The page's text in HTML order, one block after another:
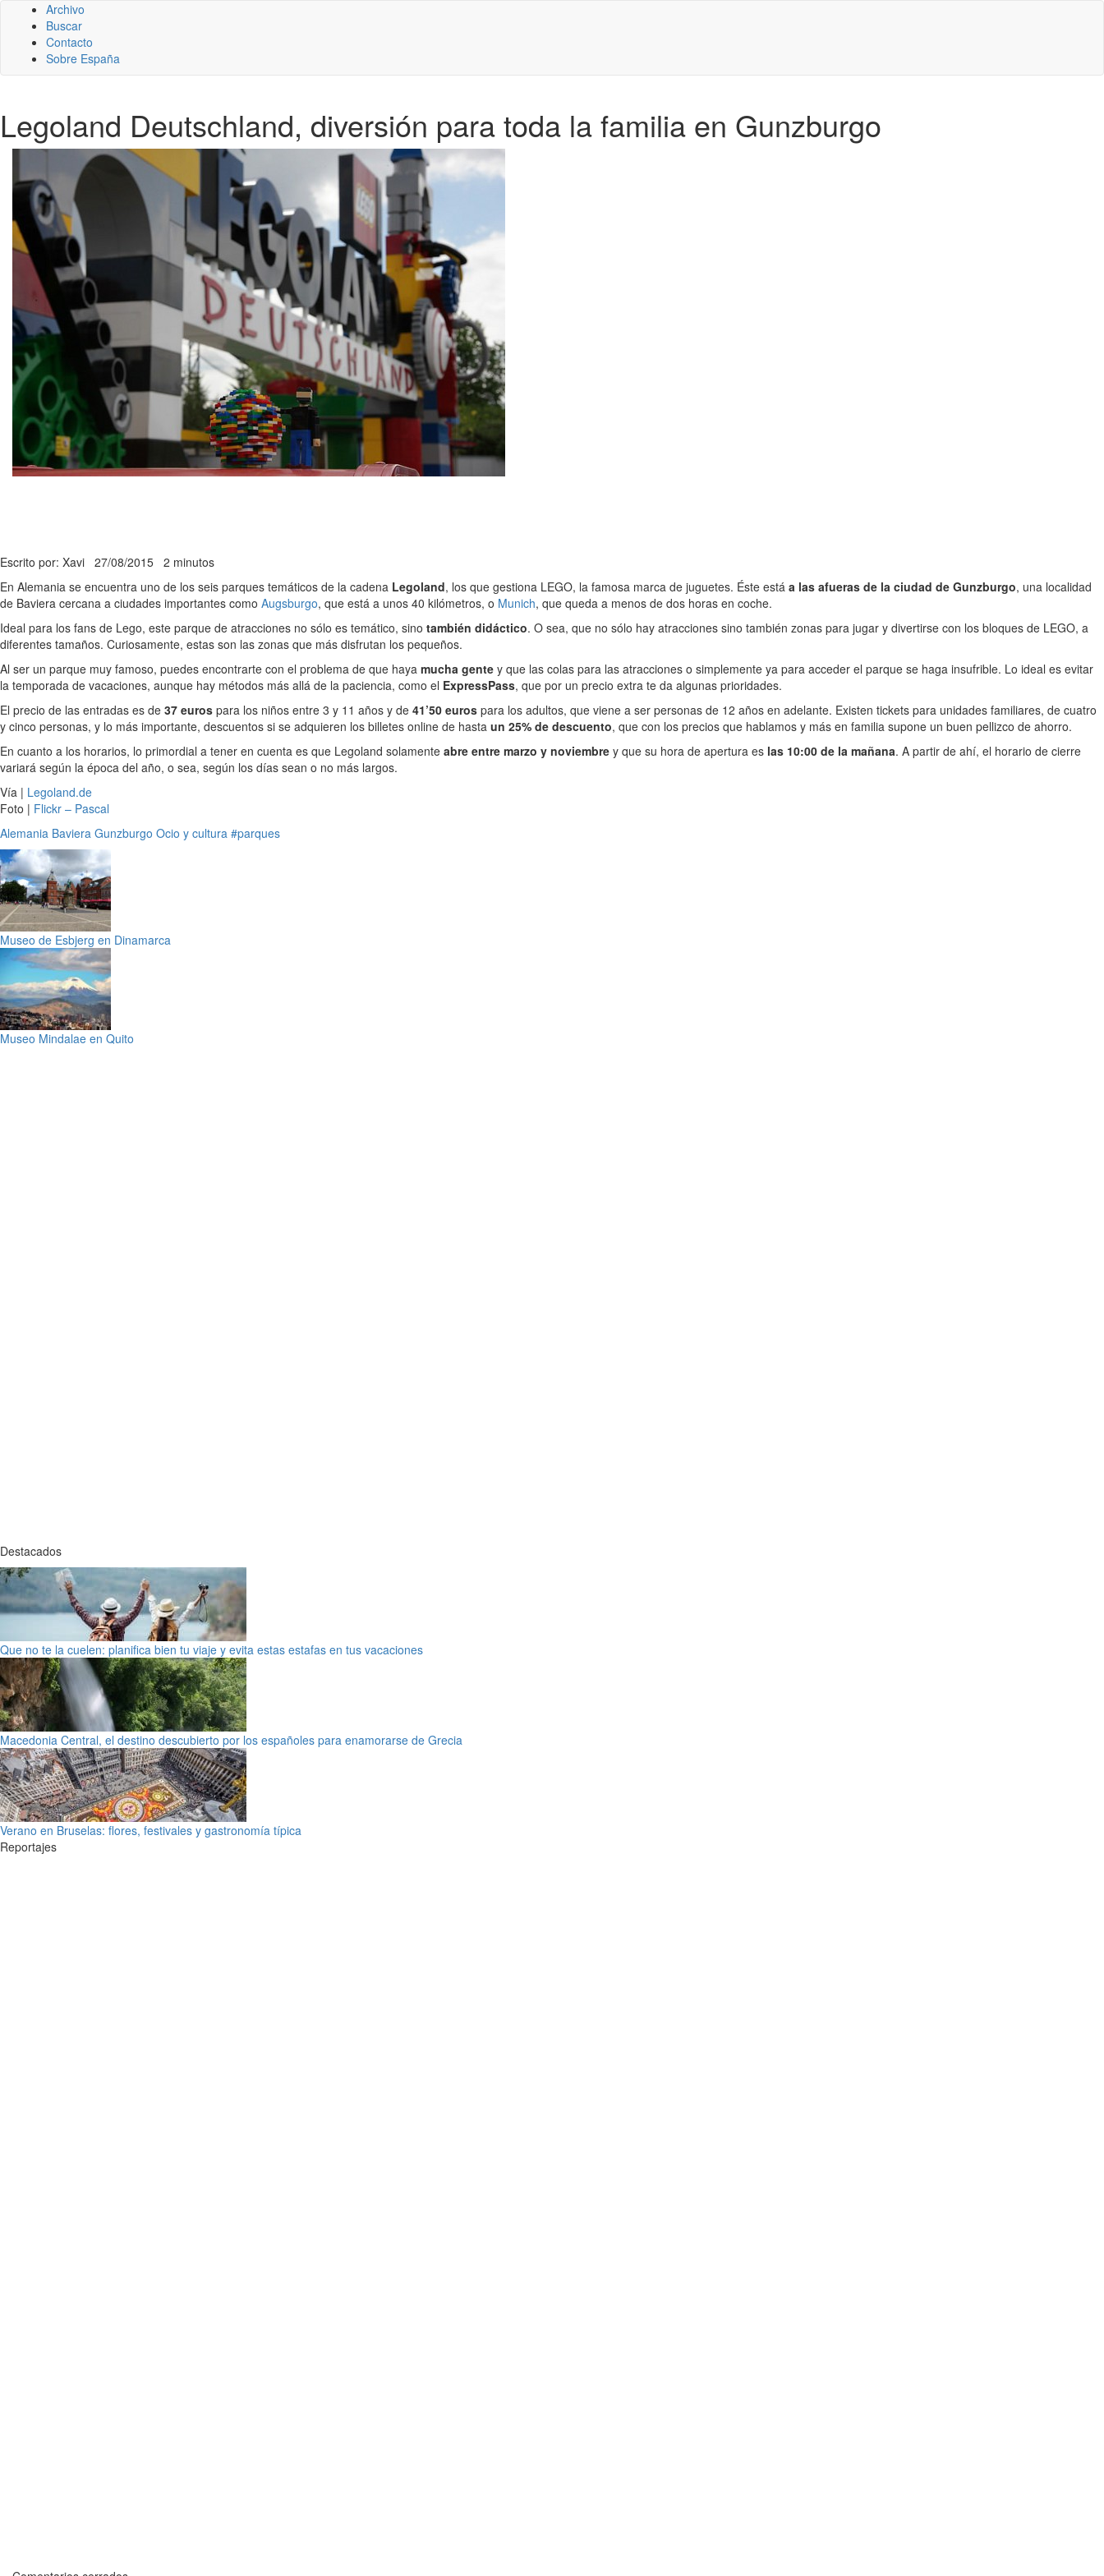
Archivo
Buscar
Contacto
Sobre España
Legoland Deutschland, diversión para toda la familia en Gunzburgo
Escrito por: Xavi 27/08/2015 2 minutos
En Alemania se encuentra uno de los seis parques temáticos de la cadena Legoland, los que gestiona LEGO, la famosa marca de juguetes. Éste está a las afueras de la ciudad de Gunzburgo, una localidad
de Baviera cercana a ciudades importantes como Augsburgo, que está a unos 40 kilómetros, o Munich, que queda a menos de dos horas en coche.
Ideal para los fans de Lego, este parque de atracciones no sólo es temático, sino también didáctico. O sea, que no sólo hay atracciones sino también zonas para jugar y divertirse con los bloques de LEGO, a
diferentes tamaños. Curiosamente, estas son las zonas que más disfrutan los pequeños.
Al ser un parque muy famoso, puedes encontrarte con el problema de que haya mucha gente y que las colas para las atracciones o simplemente ya para acceder el parque se haga insufrible. Lo ideal es evitar
la temporada de vacaciones, aunque hay métodos más allá de la paciencia, como el ExpressPass, que por un precio extra te da algunas prioridades.
El precio de las entradas es de 37 euros para los niños entre 3 y 11 años y de 41’50 euros para los adultos, que viene a ser personas de 12 años en adelante. Existen tickets para unidades familiares, de cuatro
y cinco personas, y lo más importante, descuentos si se adquieren los billetes online de hasta un 25% de descuento, que con los precios que hablamos y más en familia supone un buen pellizco de ahorro.
En cuanto a los horarios, lo primordial a tener en cuenta es que Legoland solamente abre entre marzo y noviembre y que su hora de apertura es las 10:00 de la mañana. A partir de ahí, el horario de cierre
variará según la época del año, o sea, según los días sean o no más largos.
Vía | Legoland.de
Foto | Flickr – Pascal
Alemania Baviera Gunzburgo Ocio y cultura #parques
Museo de Esbjerg en Dinamarca
Museo Mindalae en Quito
Destacados
Que no te la cuelen: planifica bien tu viaje y evita estas estafas en tus vacaciones
Macedonia Central, el destino descubierto por los españoles para enamorarse de Grecia
Verano en Bruselas: flores, festivales y gastronomía típica
Reportajes